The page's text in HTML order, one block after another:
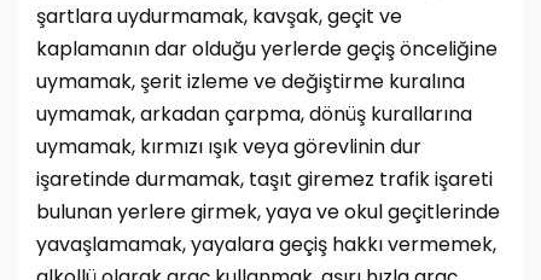
şartlara uydurmamak, kavşak, geçit ve
kaplamanın dar olduğu yerlerde geçiş önceliğine
uymamak, şerit izleme ve değiştirme kuralına
uymamak, arkadan çarpma, dönüş kurallarına
uymamak, kırmızı ışık veya görevlinin dur
işaretinde durmamak, taşıt giremez trafik işareti
bulunan yerlere girmek, yaya ve okul geçitlerinde
yavaşlamamak, yayalara geçiş hakkı vermemek,